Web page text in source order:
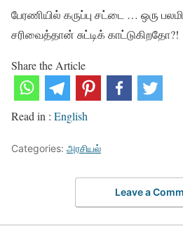
பேரணியில் கருப்பு சட்டை … ஒரு
சரிவைத்தான் சுட்டிக் காட்டுகிறதோ?!
Share the Article
Read in : English
Categories: அரசியல்
Leave a